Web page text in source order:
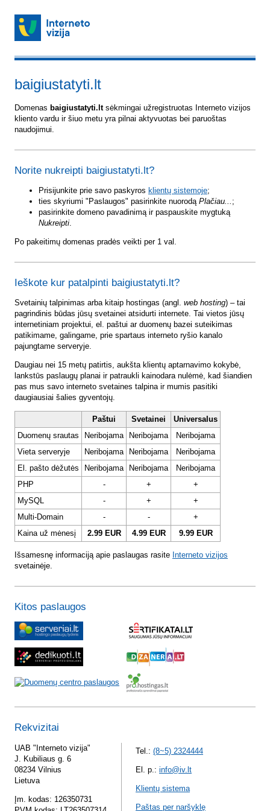
baigiustatyti.lt
Domenas baigiustatyti.ltsėkmingai užregistruotas Interneto vizijos
kliento vardu ir šiuo metu yra pilnai aktyvuotas bei paruoštas
naudojimui.
Norite nukreipti baigiustatyti.lt?
Prisijunkite prie savo paskyros klientų sistemoje;
ties skyriumi "Paslaugos" pasirinkite nuorodą Plačiau... ;
pasirinkite domeno pavadinimą ir paspauskite mygtuką
Nukreipti.
Po pakeitimų domenas pradės veikti per 1 val.
Ieškote kur patalpinti baigiustatyti.lt?
Svetainių talpinimas arba kitaip hostingas (angl. web hosting) – tai
pagrindinis būdas jūsų svetainei atsidurti internete. Tai vietos jūsų
internetiniam projektui, el. paštui ar duomenų bazei suteikimas
patikimame, galingame, prie spartaus interneto ryšio kanalo
pajungtame serveryje.
Daugiau nei 15 metų patirtis, aukšta klientų aptarnavimo kokybė,
lankstūs paslaugų planai ir patraukli kainodara nulėmė, kad šiandien
pas mus savo interneto svetaines talpina ir mumis pasitiki
daugiausiai šalies gyventojų.
Paštui Svetainei
Universalus
Duomenų srautas
Neribojama Neribojama
Neribojama
Vieta serveryje
Neribojama Neribojama
Neribojama
El. pašto dėžutės
Neribojama Neribojama
Neribojama
PHP
- +
+
MySQL
- +
+
Multi-Domain
- -
+
Kaina už mėnesį
2.99 EUR 4.99 EUR 9.99 EUR
Išsamesnę informaciją apie paslaugas rasite Interneto vizijos
svetainėje.
Kitos paslaugos
Rekvizitai
UAB "Interneto vizija"
J. Kubiliaus g. 6
08234 Vilnius
Lietuva
Įm. kodas: 126350731
Tel.: (8~5) 2324444
El. p.: info@iv.lt
Klientų sistema
Paštas per naršyklę